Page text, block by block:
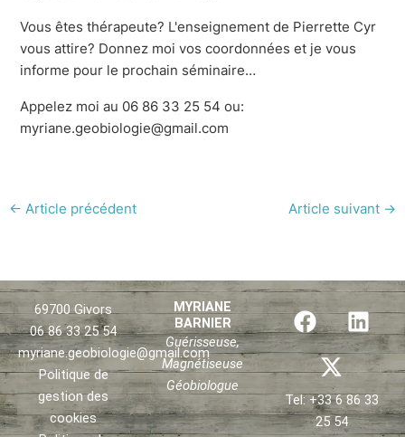
Vous êtes thérapeute? L'enseignement de Pierrette Cyr
vous attire? Donnez moi vos coordonnées et je vous
informe pour le prochain séminaire…
Appelez moi au 06 86 33 25 54 ou:
myriane.geobiologie@gmail.com
← Article précédent Article suivant →
69700 Givors
06 86 33 25 54
myriane.geobiologie@gmail.com
Politique de
gestion des
cookies
MYRIANE
BARNIER
Guérisseuse,
Magnétiseuse
Géobiologue
F
a
c
e
b
o
L
i
n
k
e
d
X
-
t
w
i
t
Tel: +33 6 86 33
25 54